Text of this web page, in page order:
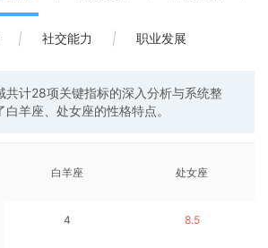
| 社交能力 | 职业发展
共计28项关键指标的深入分析与系统整
羊座、处女座的性格特点。
白羊座
4
处女座
8.5